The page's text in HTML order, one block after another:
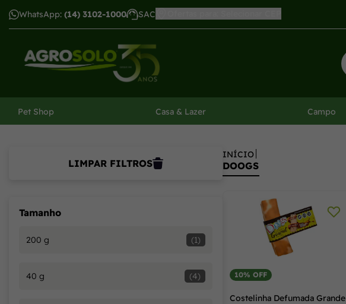
WhatsApp: (14) 3102-1000 SAC
Pet Shop Casa & Lazer Campo
menu
LIMPAR FILTROS
Tamanho
200 g (1)
40 g (4)
INÍCIO
DOOGS
10% OFF
Costelinha Defumada Grande